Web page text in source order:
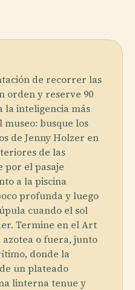
de recorrer las
orden y reserve 90
la inteligencia más
museo: busque los
de Jenny Holzer en
de las
por el pasaje
a la piscina
profunda y luego
cuando el sol
Termine en el Art
azotea o fuera, junto
donde la
un plateado
linterna tenue y